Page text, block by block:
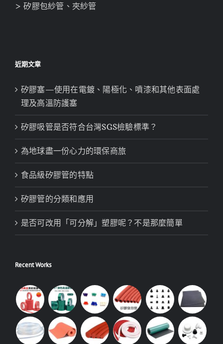
> 矽膠包紗管、夾紗管
近期文章
矽膠塞—使用在電鍍、陽極化、噴漆和其他表面處
理及高溫防護塞
矽膠吸管是否符合台灣SGS檢驗標準？
為地球盡一份心力的環保商旅
食品級矽膠管的特點
矽膠管的分類和應用
是否可改用「可分解」塑膠呢？不是那麼簡單
Recent Works